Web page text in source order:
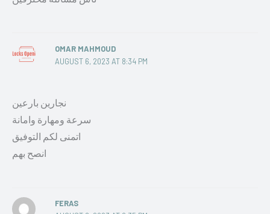
OMAR MAHMOUD
AUGUST 6, 2023 AT 8:34 PM
نجارين بارعين
سرعة ومهارة وامانة
اتمنى لكم التوفيق
انصح بهم
FERAS